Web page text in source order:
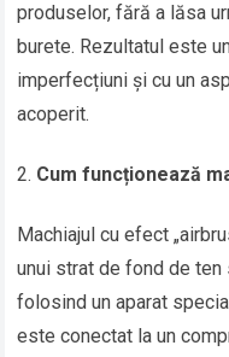
produselor, fără a lăsa
burete. Rezultatul este
imperfecțiuni și cu un
acoperit.
Cum funcționează
Machiajul cu efect
unui strat de fond de
folosind un aparat
este conectat la un